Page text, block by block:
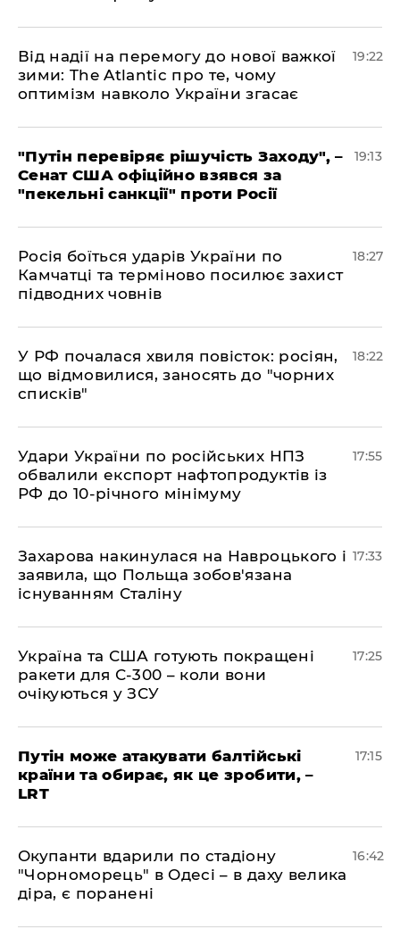
​Від надії на перемогу до нової важкої
зими: The Atlantic про те, чому
оптимізм навколо України згасає
19:22
​"Путін перевіряє рішучість Заходу", –
Сенат США офіційно взявся за
"пекельні санкції" проти Росії
19:13
​Росія боїться ударів України по
Камчатці та терміново посилює захист
підводних човнів
18:27
​У РФ почалася хвиля повісток: росіян,
що відмовилися, заносять до "чорних
списків"
18:22
​Удари України по російських НПЗ
обвалили експорт нафтопродуктів із
РФ до 10-річного мінімуму
17:55
​Захарова накинулася на Навроцького і
заявила, що Польща зобов'язана
існуванням Сталіну
17:33
​Україна та США готують покращені
ракети для С-300 – коли вони
очікуються у ЗСУ
17:25
​Путін може атакувати балтійські
країни та обирає, як це зробити, –
LRT
17:15
​Окупанти вдарили по стадіону
"Чорноморець" в Одесі – в даху велика
діра, є поранені
16:42